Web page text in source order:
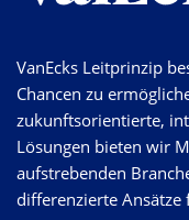
VanEcks Leitprinzip
Chancen zu
zukunftsorientierte,
Lösungen bieten wir
aufstrebenden
differenzierte